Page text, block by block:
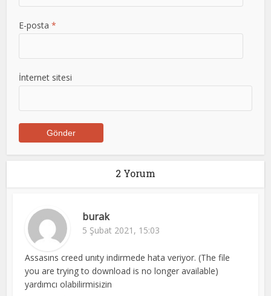
E-posta*
İnternet sitesi
2 Yorum
burak
5 Şubat 2021, 15:03
Assasıns creed unıty indirmede hata veriyor. (The file
you are trying to download is no longer available)
yardımcı olabilirmisizin